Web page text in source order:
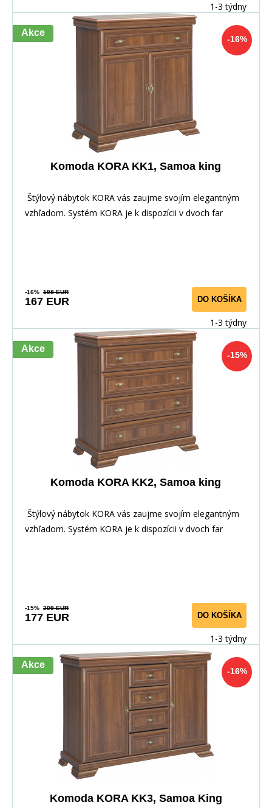
1-3 týdny
-16%
Akce
Komoda KORA KK1, Samoa king
Štýlový nábytok KORA vás zaujme svojím elegantným
vzhľadom. Systém KORA je k dispozícii v dvoch far
-16% 198 EUR
167 EUR DO KOŠÍKA
1-3 týdny
-15%
Akce
Komoda KORA KK2, Samoa king
Štýlový nábytok KORA vás zaujme svojím elegantným
vzhľadom. Systém KORA je k dispozícii v dvoch far
-15% 209 EUR
177 EUR DO KOŠÍKA
1-3 týdny
-16%
Akce
Komoda KORA KK3, Samoa King